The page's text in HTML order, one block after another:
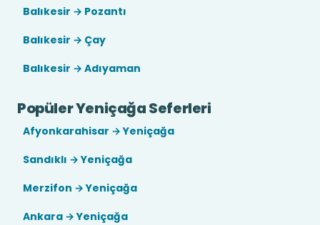
Balıkesir → Pozantı
Balıkesir → Çay
Balıkesir → Adıyaman
Popüler Yeniçağa Seferleri
Afyonkarahisar → Yeniçağa
Sandıklı → Yeniçağa
Merzifon → Yeniçağa
Ankara → Yeniçağa